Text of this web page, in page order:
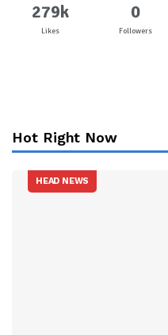
279k
Likes
0
Followers
Hot Right Now
HEAD NEWS